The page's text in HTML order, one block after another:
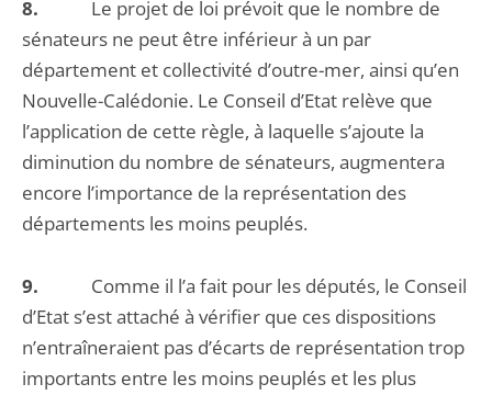
8. Le projet de loi prévoit que le nombre de
sénateurs ne peut être inférieur à un par
département et collectivité d’outre-mer, ainsi qu’en
Nouvelle-Calédonie. Le Conseil d’Etat relève que
l’application de cette règle, à laquelle s’ajoute la
diminution du nombre de sénateurs, augmentera
encore l’importance de la représentation des
départements les moins peuplés.
9. Comme il l’a fait pour les députés, le Conseil
d’Etat s’est attaché à vérifier que ces dispositions
n’entraîneraient pas d’écarts de représentation trop
importants entre les moins peuplés et les plus